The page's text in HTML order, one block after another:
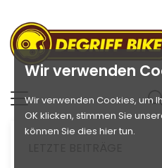
Wir verwenden
Wir verwenden Cookies, um
OK klicken, stimmen Sie
können Sie dies hier tun.